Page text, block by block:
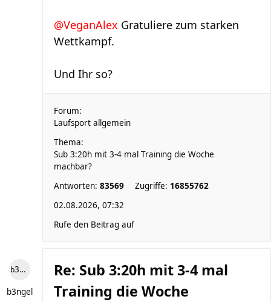
@VeganAlex Gratuliere zum starken
Wettkampf.
Und Ihr so?
Forum:
Laufsport allgemein
Thema:
Sub 3:20h mit 3-4 mal Training die Woche
machbar?
Antworten: 83569 Zugriffe: 16855762
02.08.2026, 07:32
Rufe den Beitrag auf
b3ngel
b3ngel
Re: Sub 3:20h mit 3-4 mal
Training die Woche